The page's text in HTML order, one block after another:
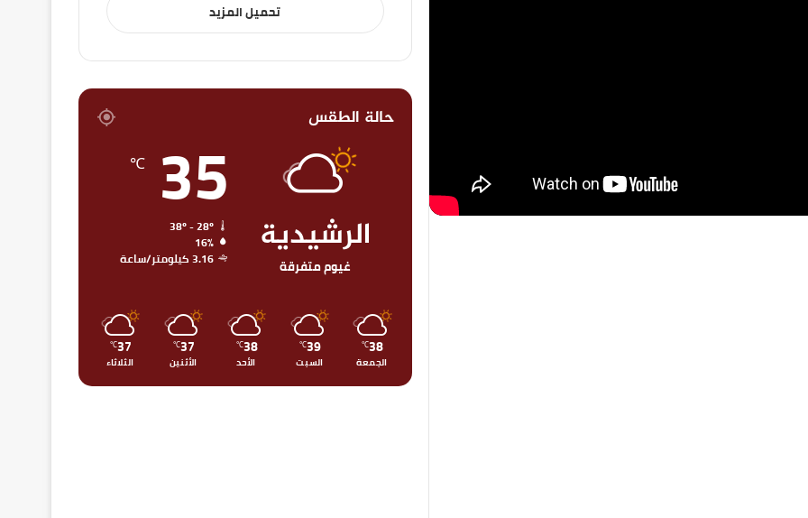
تحميل المزيد
حالة الطقس
الرشيدية
غيوم متفرقة
35
℃
38º - 28º
16%
3.16 كيلومتر/ساعة
38
℃
الجمعة
39
℃
السبت
38
℃
الأحد
37
℃
الأثنين
37
℃
الثلاثاء